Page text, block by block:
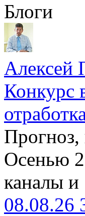
Блоги
Алексей
Конкурс
Прогноз,
Осенью
каналы и
08.08.26